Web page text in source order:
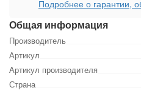
Общая информация
Производитель
Артикул
Артикул производителя
Страна
Подробнее о гарантии,